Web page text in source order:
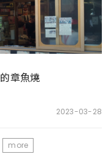
章魚燒
2023-03-28
more